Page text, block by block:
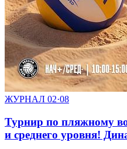
ЖУРНАЛ 02·08
Турнир по пляжному
и среднего уровня!